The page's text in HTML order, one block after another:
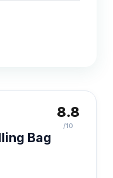
Bag
8.8
/10